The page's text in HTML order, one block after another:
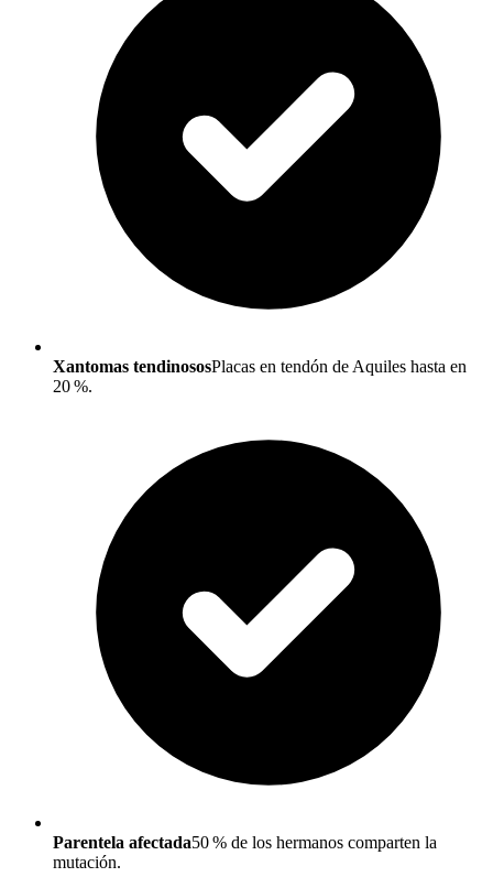
Xantomas tendinososPlacas en tendón de Aquiles hasta en
20 %.
Parentela afectada50 % de los hermanos comparten la
mutación.